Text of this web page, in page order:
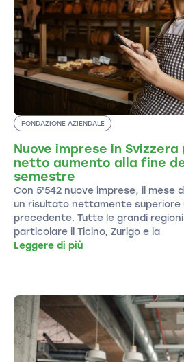
FONDAZIONE AZIENDALE
Nuove imprese in
netto aumento alla fine
semestre
Con 5'542 nuove imprese, il mese
un risultato nettamente superiore
precedente. Tutte le grandi
particolare il Ticino, Zurigo e la
Leggere di più